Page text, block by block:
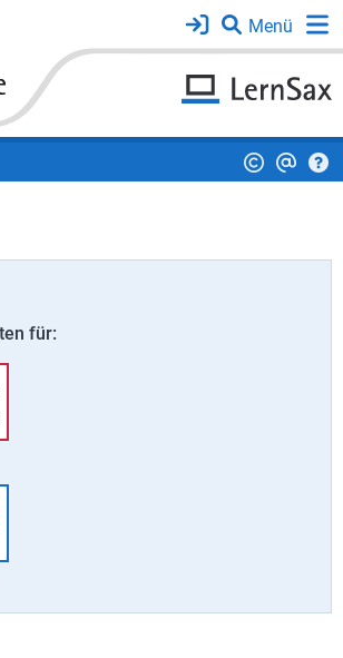
für: